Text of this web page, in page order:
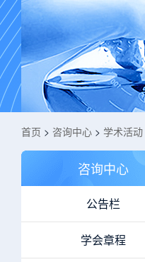
首页 > 咨询中心 > 学术活动
咨询中心
公告栏
学会章程